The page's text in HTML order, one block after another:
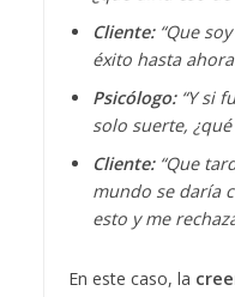
Cliente:“Que
éxito hasta
Psicólogo:“Y si
solo suerte, ¿qué
Cliente:“Que
mundo se daría
esto y me
En este caso, la